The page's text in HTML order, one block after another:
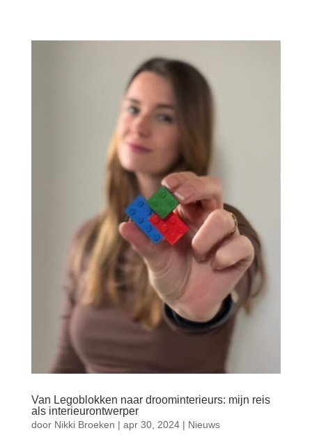
Van Legoblokken naar droominterieurs: mijn reis
als interieurontwerper
door Nikki Broeken | apr 30, 2024| Nieuws